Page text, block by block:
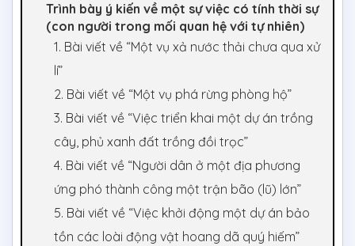
Trình bày ý kiến về một sự việc có tính thời sự
(con người trong mối quan hệ với tự nhiên)
1. Bài viết về “Một vụ xả nước thải chưa qua xử
lí”
2. Bài viết về “Một vụ phá rừng phòng hộ”
3. Bài viết về “Việc triển khai một dự án trồng
cây, phủ xanh đất trồng đồi trọc”
4. Bài viết về “Người dân ở một địa phương
ứng phó thành công một trận bão (lũ) lớn”
5. Bài viết về “Việc khởi động một dự án bảo
tồn các loài động vật hoang dã quý hiếm”